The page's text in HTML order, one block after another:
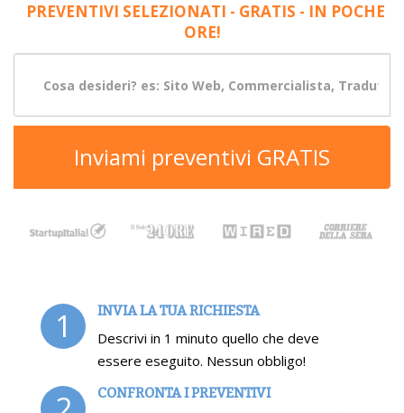
PREVENTIVI SELEZIONATI - GRATIS - IN POCHE
ORE!
Inviami preventivi GRATIS
1 INVIA LA TUA RICHIESTA
Descrivi in 1 minuto quello che deve
essere eseguito. Nessun obbligo!
CONFRONTA I PREVENTIVI